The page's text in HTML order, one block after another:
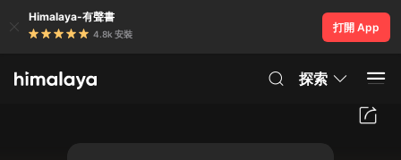
Himalaya-有聲書
4.8k 安裝
打開 App
探索